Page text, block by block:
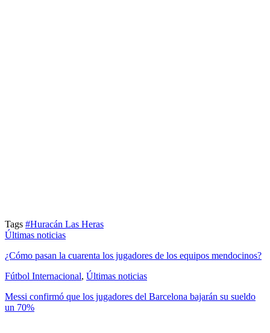
Tags #Huracán Las Heras
Últimas noticias
¿Cómo pasan la cuarenta los jugadores de los equipos mendocinos?
Fútbol Internacional, Últimas noticias
Messi confirmó que los jugadores del Barcelona bajarán su sueldo
un 70%